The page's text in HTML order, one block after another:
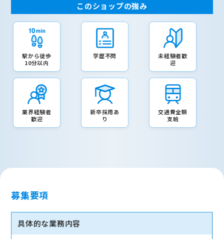
このショップの強み
駅から徒歩
10分以内
学歴不問
未経験者歓
迎
業界経験者
歓迎
新卒採用あ
り
交通費全額
支給
募集要項
具体的な業務内容